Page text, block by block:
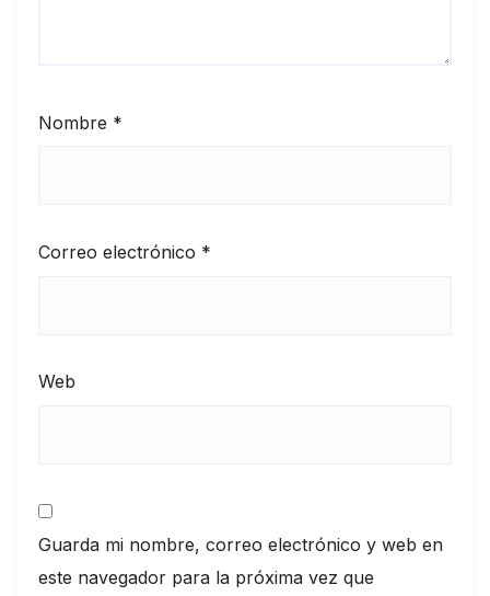
Nombre *
Correo electrónico *
Web
Guarda mi nombre, correo electrónico y web en
este navegador para la próxima vez que